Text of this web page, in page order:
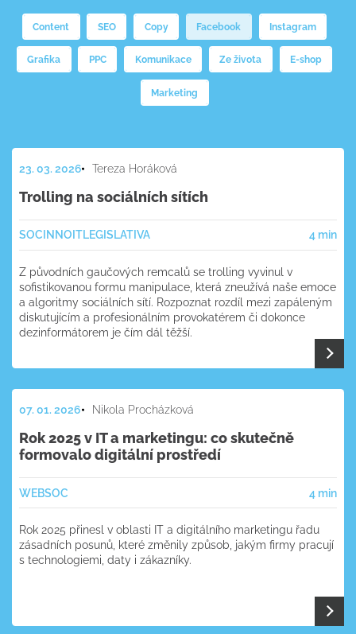
23. 03. 2026 Tereza Horáková
Trolling na sociálních sítích
SOC INNOITLEGISLATIVA 4 min
Z původních gaučových remcalů se trolling vyvinul v
sofistikovanou formu manipulace, která zneužívá naše emoce
a algoritmy sociálních sítí. Rozpoznat rozdíl mezi zapáleným
diskutujícím a profesionálním provokatérem či dokonce
dezinformátorem je čím dál těžší.
07. 01. 2026 Nikola Procházková
Rok 2025 v IT a marketingu: co skutečně
formovalo digitální prostředí
WEBSOC 4 min
Rok 2025 přinesl v oblasti IT a digitálního marketingu řadu
zásadních posunů, které změnily způsob, jakým firmy pracují
s technologiemi, daty i zákazníky.
Content SEO Copy Facebook Instagram
Grafika PPC Komunikace Ze života E-shop
Marketing